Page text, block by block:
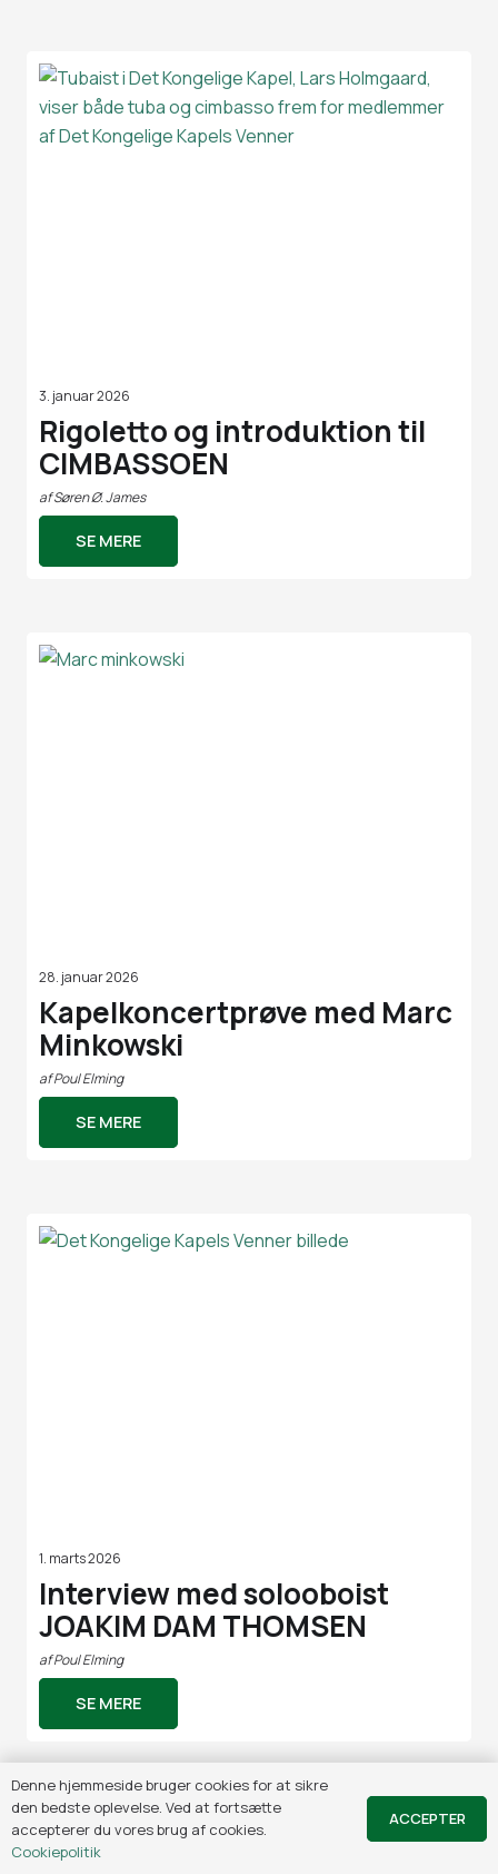
3. januar 2026
Rigoletto og introduktion til
CIMBASSOEN
afSøren Ø. James
SE MERE
28. januar 2026
Kapelkoncertprøve med Marc
Minkowski
afPoul Elming
SE MERE
1. marts 2026
Interview med solooboist
JOAKIM DAM THOMSEN
afPoul Elming
SE MERE
Denne hjemmeside bruger cookies for at sikre
den bedste oplevelse. Ved at fortsætte
accepterer du vores brug af cookies.
Cookiepolitik
ACCEPTER